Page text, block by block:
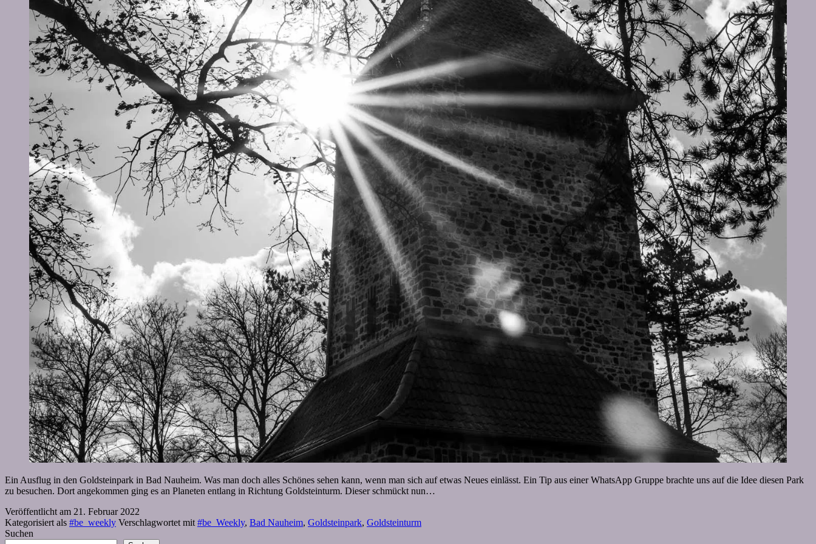
Ein Ausflug in den Goldsteinpark in Bad Nauheim. Was man doch alles Schönes sehen kann, wenn man sich auf etwas Neues einlässt. Ein Tip aus einer WhatsApp Gruppe brachte uns auf die Idee diesen Park
zu besuchen. Dort angekommen ging es an Planeten entlang in Richtung Goldsteinturm. Dieser schmückt nun…
Veröffentlicht am 21. Februar 2022
Kategorisiert als #be_weekly Verschlagwortet mit #be_Weekly, Bad Nauheim, Goldsteinpark, Goldsteinturm
Suchen